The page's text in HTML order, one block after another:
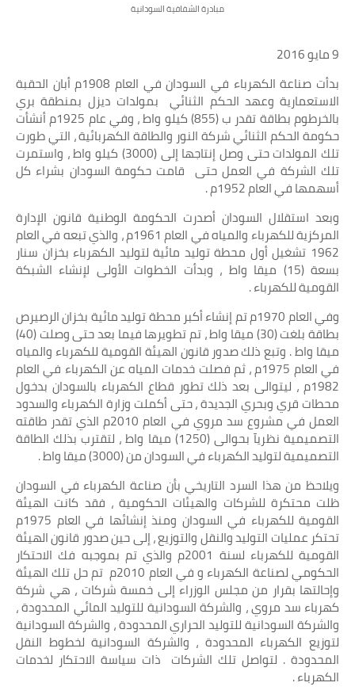
مجرد راى
مواضيع عامة
مبادرة الشفافية السودانية
9 مايو 2016
بدأت صناعة الكهرباء في السودان في العام 1908م أبان الحقبة
الاستعمارية وعهد الحكم الثنائي بمولدات ديزل بمنطقة بري
بالخرطوم بطاقة تقدر ب (855) كيلو واط ، وفي عام 1925م أنشأت
حكومة الحكم الثنائي شركة النور والطاقة الكهربائية ، التي طورت
تلك المولدات حتى وصل إنتاجها إلى (3000) كيلو واط ، واستمرت
تلك الشركة في العمل حتى قامت حكومة السودان بشراء كل
أسهمها في العام 1952م .
وبعد استقلال السودان أصدرت الحكومة الوطنية قانون الإدارة
المركزية للكهرباء والمياه في العام 1961م ، والذي تبعه في العام
1962 تشغيل أول محطة توليد مائية لتوليد الكهرباء بخزان سنار
بسعة (15) ميقا واط ، وبدأت الخطوات الأولى لإنشاء الشبكة
القومية للكهرباء .
وفي العام 1970م تم إنشاء أكبر محطة توليد مائية بخزان الرصيرص
بطاقة بلغت (30) ميقا واط ، تم تطويرها فيما بعد حتى وصلت (40)
ميقا واط . وتبع ذلك صدور قانون الهيئة القومية للكهرباء والمياه
في العام 1975م ، ثم فصلت خدمات المياه عن الكهرباء في العام
1982م ، ليتوالى بعد ذلك تطور قطاع الكهرباء بالسودان بدخول
محطات قري وبحري الجديدة ، حتى أكملت وزارة الكهرباء والسدود
العمل في مشروع سد مروي في العام 2010م الذي تقدر طاقته
التصميمية نظريآ بحوالى (1250) ميقا واط ، لتقترب بذلك الطاقة
التصميمية لتوليد الكهرباء في السودان من (3000) ميقا واط .
ويلاحظ من هذا السرد التاريخي بأن صناعة الكهرباء في السودان
ظلت محتكرة للشركات والهيئات الحكومية ، فقد كانت الهيئة
القومية للكهرباء في السودان ومنذ إنشائها في العام 1975م
تحتكر عمليات التوليد والنقل والتوزيع ، إلى حين صدور قانون الهيئة
القومية للكهرباء لسنة 2001م والذي تم بموجبه فك الاحتكار
الحكومي لصناعة الكهرباء و في العام 2010م تم حل تلك الهيئة
وإحالتها بقرار من مجلس الوزراء إلى خمسة شركات ، هي شركة
كهرباء سد مروي ، والشركة السودانية للتوليد المائي المحدودة ،
والشركة السودانية للتوليد الحراري المحدودة ، والشركة السودانية
لتوزيع الكهرباء المحدودة ، والشركة السودانية لخطوط النقل
المحدودة . لتواصل تلك الشركات ذات سياسة الاحتكار لخدمات
الكهرباء .